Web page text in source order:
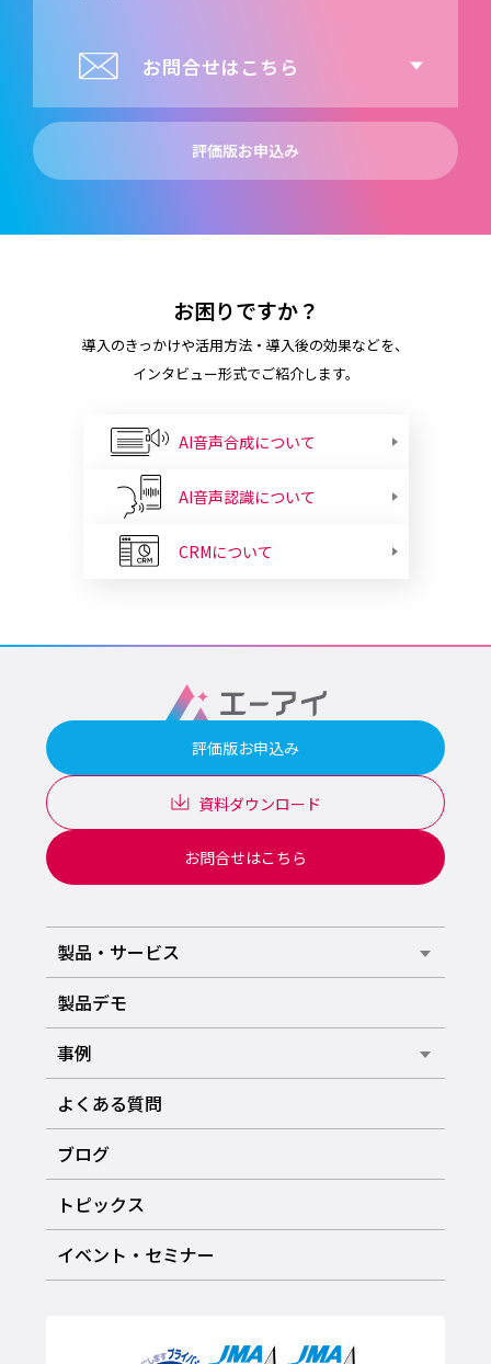
お問合せはこちら
評価版お申込み
お困りですか？
導入のきっかけや活用方法・導入後の効果などを、
インタビュー形式でご紹介します。
AI音声合成について
AI音声認識について
CRMについて
評価版お申込み
資料ダウンロード
お問合せはこちら
製品・サービス
製品デモ
事例
よくある質問
ブログ
トピックス
イベント・セミナー